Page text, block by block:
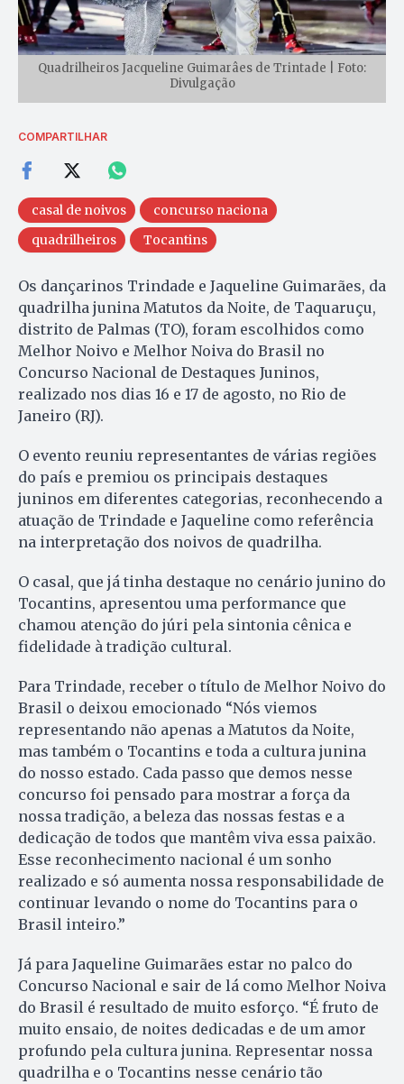
Quadrilheiros Jacqueline Guimarâes de Trintade | Foto:
Divulgação
COMPARTILHAR
casal de noivos
concurso naciona
quadrilheiros
Tocantins
Os dançarinos Trindade e Jaqueline Guimarães, da
quadrilha junina Matutos da Noite, de Taquaruçu,
distrito de Palmas (TO), foram escolhidos como
Melhor Noivo e Melhor Noiva do Brasil no
Concurso Nacional de Destaques Juninos,
realizado nos dias 16 e 17 de agosto, no Rio de
Janeiro (RJ).
O evento reuniu representantes de várias regiões
do país e premiou os principais destaques
juninos em diferentes categorias, reconhecendo a
atuação de Trindade e Jaqueline como referência
na interpretação dos noivos de quadrilha.
O casal, que já tinha destaque no cenário junino do
Tocantins, apresentou uma performance que
chamou atenção do júri pela sintonia cênica e
fidelidade à tradição cultural.
Para Trindade, receber o título de Melhor Noivo do
Brasil o deixou emocionado “Nós viemos
representando não apenas a Matutos da Noite,
mas também o Tocantins e toda a cultura junina
do nosso estado. Cada passo que demos nesse
concurso foi pensado para mostrar a força da
nossa tradição, a beleza das nossas festas e a
dedicação de todos que mantêm viva essa paixão.
Esse reconhecimento nacional é um sonho
realizado e só aumenta nossa responsabilidade de
continuar levando o nome do Tocantins para o
Brasil inteiro.”
Já para Jaqueline Guimarães estar no palco do
Concurso Nacional e sair de lá como Melhor Noiva
do Brasil é resultado de muito esforço. “É fruto de
muito ensaio, de noites dedicadas e de um amor
profundo pela cultura junina. Representar nossa
quadrilha e o Tocantins nesse cenário tão